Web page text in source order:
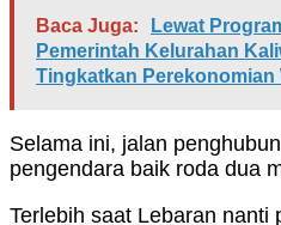
Baca Juga:
Lewat
Pemerintah Kelurahan
Tingkatkan Perekonomian
Selama ini, jalan
pengendara baik roda dua
Terlebih saat Lebaran nanti